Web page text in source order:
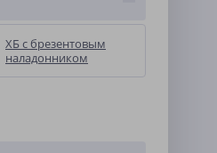
ХБ с брезентовым
наладонником